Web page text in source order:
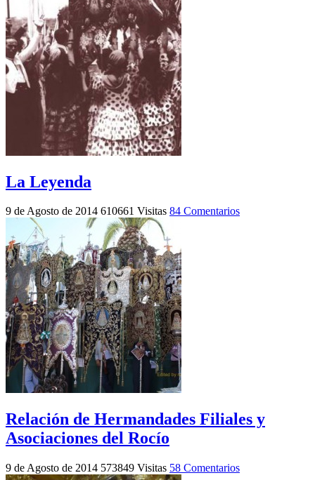
La Leyenda
9 de Agosto de 2014 610661 Visitas 84 Comentarios
Relación de Hermandades Filiales y
Asociaciones del Rocío
9 de Agosto de 2014 573849 Visitas 58 Comentarios